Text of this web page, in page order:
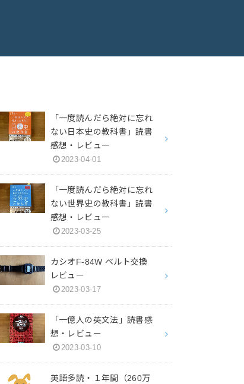
「一度読んだら絶対に忘れ
ない日本史の教科書」読書
感想・レビュー
2023-04-01
「一度読んだら絶対に忘れ
ない世界史の教科書」読書
感想・レビュー
2023-03-25
カシオF-84W ベルト交換
レビュー
2023-03-17
「一億人の英文法」読書感
想・レビュー
2023-03-10
英語多読・１年間（260万